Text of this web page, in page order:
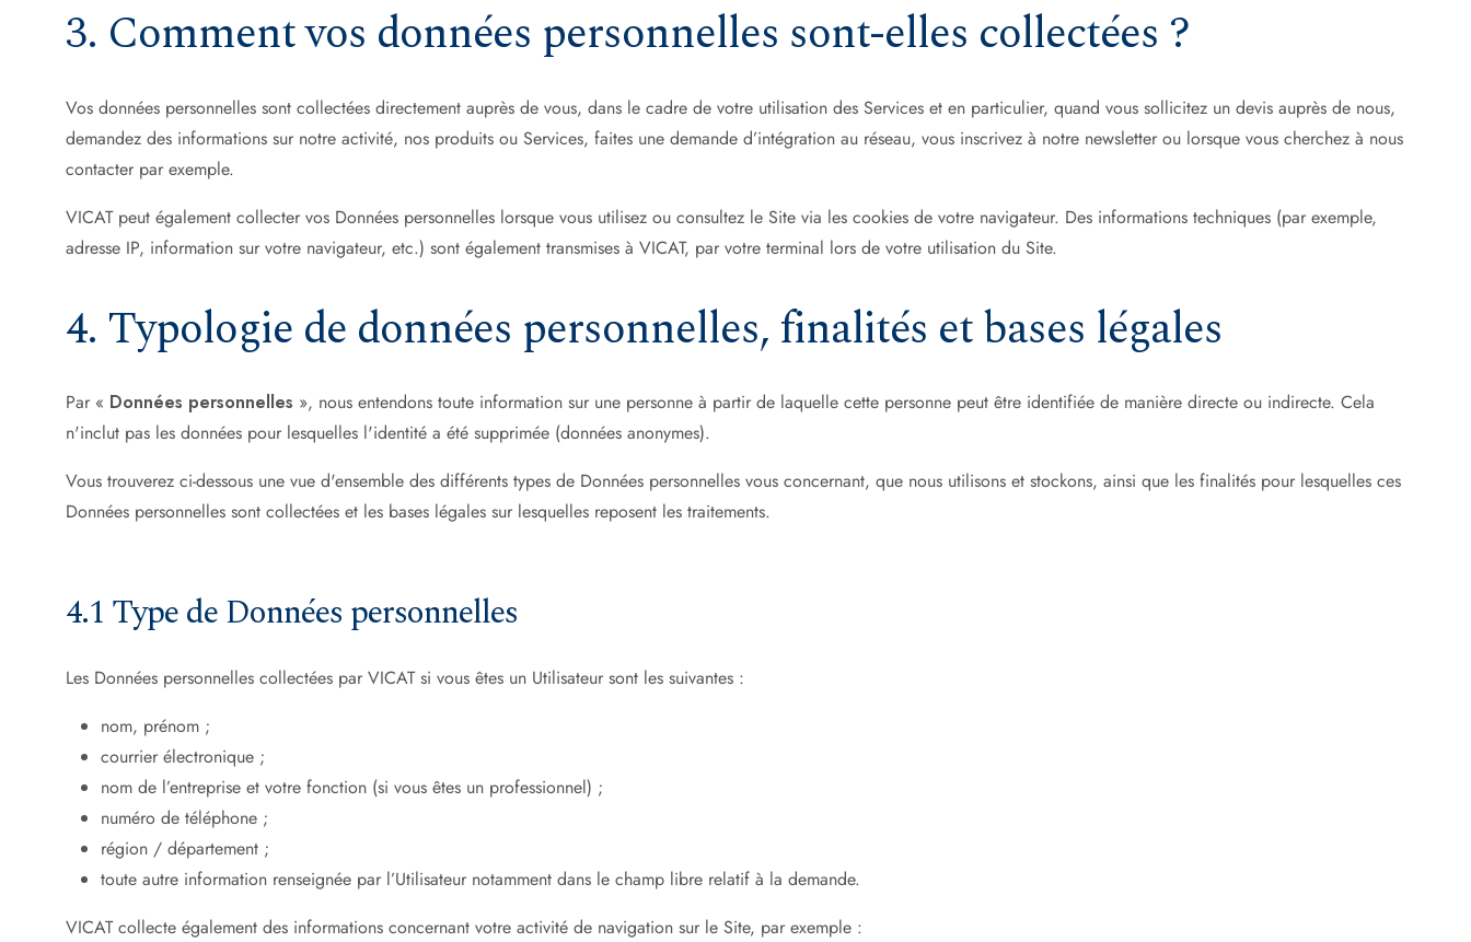
3. Comment vos données personnelles sont-elles collectées ?
Vos données personnelles sont collectées directement auprès de vous, dans le cadre de votre utilisation des Services et en particulier, quand vous sollicitez un devis auprès de nous,
demandez des informations sur notre activité, nos produits ou Services, faites une demande d’intégration au réseau, vous inscrivez à notre newsletter ou lorsque vous cherchez à nous
contacter par exemple.
VICAT peut également collecter vos Données personnelles lorsque vous utilisez ou consultez le Site via les cookies de votre navigateur. Des informations techniques (par exemple,
adresse IP, information sur votre navigateur, etc.) sont également transmises à VICAT, par votre terminal lors de votre utilisation du Site.
4. Typologie de données personnelles, finalités et bases légales
Par « Données personnelles », nous entendons toute information sur une personne à partir de laquelle cette personne peut être identifiée de manière directe ou indirecte. Cela
n'inclut pas les données pour lesquelles l'identité a été supprimée (données anonymes).
Vous trouverez ci-dessous une vue d'ensemble des différents types de Données personnelles vous concernant, que nous utilisons et stockons, ainsi que les finalités pour lesquelles ces
Données personnelles sont collectées et les bases légales sur lesquelles reposent les traitements.
4.1 Type de Données personnelles
Les Données personnelles collectées par VICAT si vous êtes un Utilisateur sont les suivantes :
nom, prénom ;
courrier électronique ;
nom de l’entreprise et votre fonction (si vous êtes un professionnel) ;
numéro de téléphone ;
région / département ;
toute autre information renseignée par l’Utilisateur notamment dans le champ libre relatif à la demande.
VICAT collecte également des informations concernant votre activité de navigation sur le Site, par exemple :
This site uses cookies and gives you control over what you want to activate